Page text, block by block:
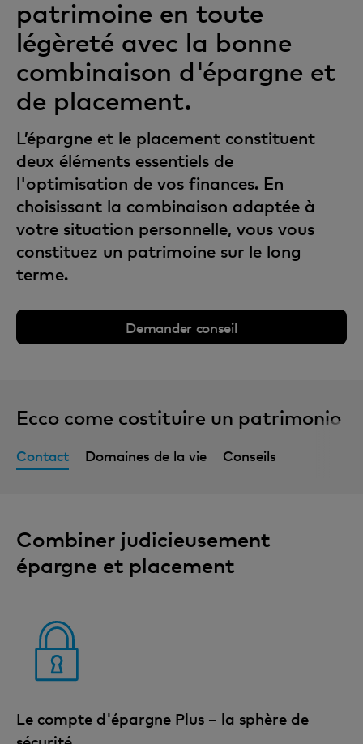
patrimoine en toute
légèreté avec la bonne
combinaison d'épargne et
de placement.
L’épargne et le placement constituent
deux éléments essentiels de
l'optimisation de vos finances. En
choisissant la combinaison adaptée à
votre situation personnelle, vous vous
constituez un patrimoine sur le long
terme.
Demander conseil
Ecco come costituire un patrimonio
Contact Domaines de la vie Conseils
Combiner judicieusement
épargne et placement
Le compte d'épargne Plus – la sphère de